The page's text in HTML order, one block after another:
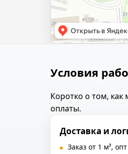
Условия
Коротко о том,
оплаты.
Доставка и
Заказ от 1 м³,